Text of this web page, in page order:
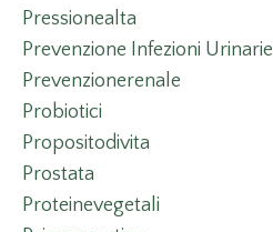
Pressionealta
Prevenzione Infezioni Urinarie
Prevenzionerenale
Probiotici
Propositodivita
Prostata
Proteinevegetali